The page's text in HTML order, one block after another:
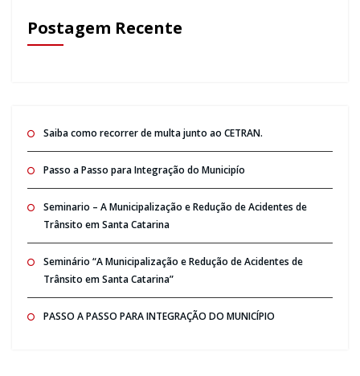
Postagem Recente
Saiba como recorrer de multa junto ao CETRAN.
Passo a Passo para Integração do Municipío
Seminario – A Municipalização e Redução de Acidentes de
Trânsito em Santa Catarina
Seminário “A Municipalização e Redução de Acidentes de
Trânsito em Santa Catarina”
PASSO A PASSO PARA INTEGRAÇÃO DO MUNICÍPIO